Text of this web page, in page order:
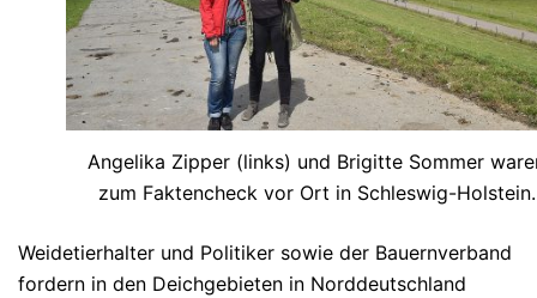
Angelika Zipper (links) und Brigitte Sommer
zum Faktencheck vor Ort in Schleswig-Holstein.
Weidetierhalter und Politiker sowie der Bauernverband
fordern in den Deichgebieten in Norddeutschland